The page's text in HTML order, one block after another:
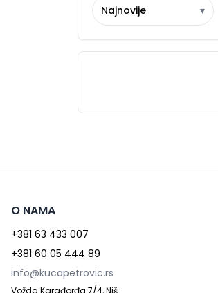
Najnovije
▾
O NAMA
+381 63 433 007
+381 60 05 444 89
info@kucapetrovic.rs
Vožda Karađorđa 7/4, Niš